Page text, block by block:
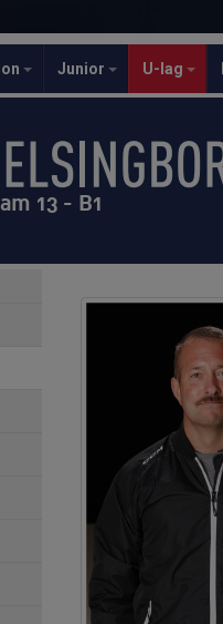
Junior U-lag
13 - B1